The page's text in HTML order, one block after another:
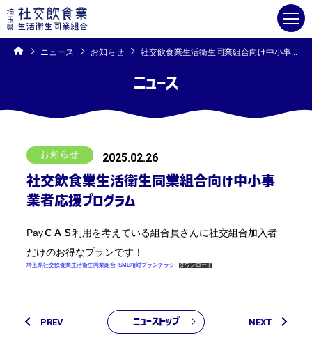
へ
ニュース お知らせ 社交飲食業生活衛生同業組合向け中小事業者応援プログラム
ニュース
お知らせ 2025.02.26
社交飲食業生活衛生同業組合向け中小事
業者応援プログラム
PayＣＡＳ利用を考えている組合員さんに社交組合加入者
だけのお得なプランです！
埼玉県社交飲食業生活衛生同業組合_SMB相対プランチラシ ダウンロード
PREV ニューストップ NEXT